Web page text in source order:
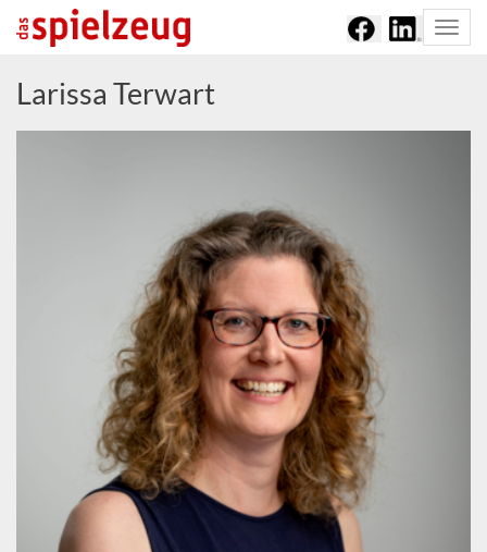
Larissa Terwart